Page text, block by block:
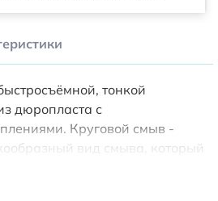
тонкой
дюропласта с
Круговой смыв -
вид смыва, который
до 95% поверхности чаши